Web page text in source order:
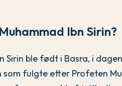
Ibn Sirin?
Sirin ble født i Basra, i
som fulgte etter Profeten